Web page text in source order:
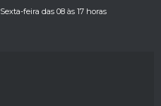
feira das 08 às 17 horas